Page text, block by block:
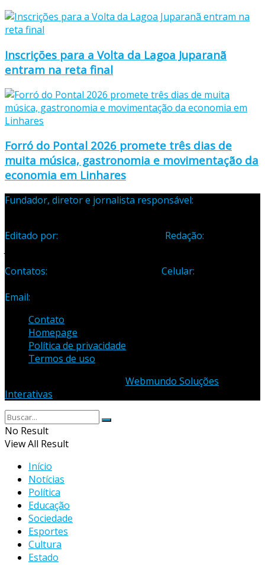
Inscrições para a Volta da Lagoa Juparanã
entram na reta final
Forró do Pontal 2026 promete três dias de
muita música, gastronomia e movimentação da
economia em Linhares
Fundador, diretor e jornalista responsável:
Editado por:
Redação:
Contatos:
Celular:
Email:
Contato
Homepage
Política de privacidade
Termos de uso
Webmundo Soluções
Interativas
No Result
View All Result
Início
Notícias
Política
Educação
Sociedade
Esportes
Cultura
Estado